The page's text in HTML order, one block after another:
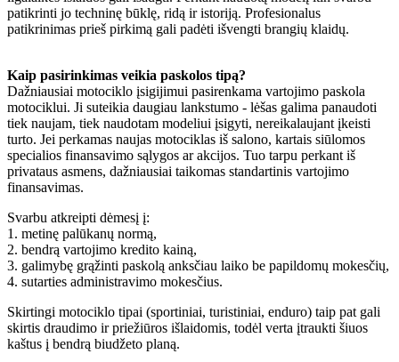
patikrinti jo techninę būklę, ridą ir istoriją. Profesionalus
patikrinimas prieš pirkimą gali padėti išvengti brangių klaidų.
Kaip pasirinkimas veikia paskolos tipą?
Dažniausiai motociklo įsigijimui pasirenkama vartojimo paskola
motociklui. Ji suteikia daugiau lankstumo - lėšas galima panaudoti
tiek naujam, tiek naudotam modeliui įsigyti, nereikalaujant įkeisti
turto. Jei perkamas naujas motociklas iš salono, kartais siūlomos
specialios finansavimo sąlygos ar akcijos. Tuo tarpu perkant iš
privataus asmens, dažniausiai taikomas standartinis vartojimo
finansavimas.
Svarbu atkreipti dėmesį į:
1. metinę palūkanų normą,
2. bendrą vartojimo kredito kainą,
3. galimybę grąžinti paskolą anksčiau laiko be papildomų mokesčių,
4. sutarties administravimo mokesčius.
Skirtingi motociklo tipai (sportiniai, turistiniai, enduro) taip pat gali
skirtis draudimo ir priežiūros išlaidomis, todėl verta įtraukti šiuos
kaštus į bendrą biudžeto planą.